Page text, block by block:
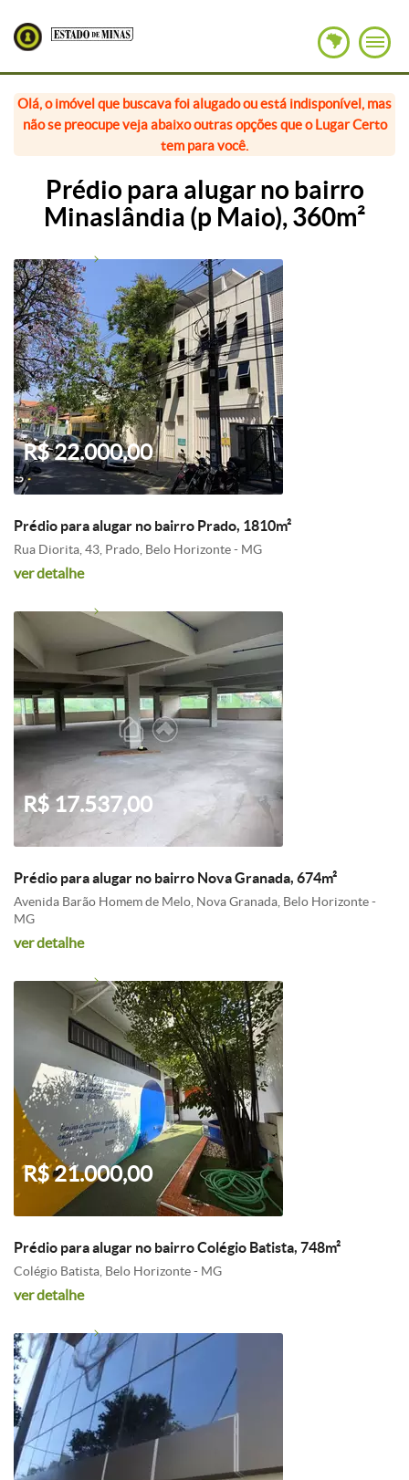
Olá, o imóvel que buscava foi alugado ou está indisponível, mas
não se preocupe veja abaixo outras opções que o Lugar Certo
tem para você.
Prédio para alugar no bairro
Minaslândia (p Maio), 360m²
R$ 22.000,00
Prédio para alugar no bairro Prado, 1810m²
Rua Diorita, 43, Prado, Belo Horizonte - MG
ver detalhe
R$ 17.537,00
Prédio para alugar no bairro Nova Granada, 674m²
Avenida Barão Homem de Melo, Nova Granada, Belo Horizonte -
MG
ver detalhe
R$ 21.000,00
Prédio para alugar no bairro Colégio Batista, 748m²
Colégio Batista, Belo Horizonte - MG
ver detalhe